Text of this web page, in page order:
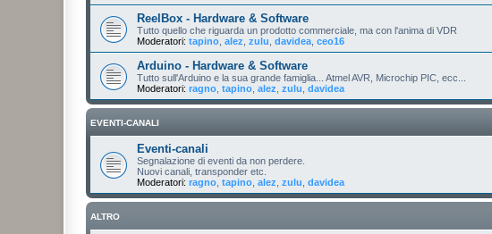
ReelBox - Hardware & Software
Tutto quello che riguarda un prodotto commerciale, ma con l'anima di VDR
Moderatori: tapino alez zulu davidea ceo16
Arduino - Hardware & Software
Tutto sull'Arduino e la sua grande famiglia... Atmel AVR, Microchip PIC, ecc...
Moderatori: ragno tapino alez zulu davidea
EVENTI-CANALI
Eventi-canali
Segnalazione di eventi da non perdere.
Nuovi canali, transponder etc.
Moderatori: ragno tapino alez zulu davidea
ALTRO